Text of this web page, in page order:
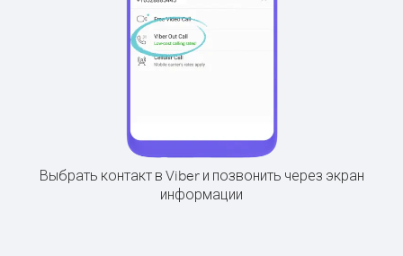
Выбрать контакт в Viber и позвонить через экран
информации